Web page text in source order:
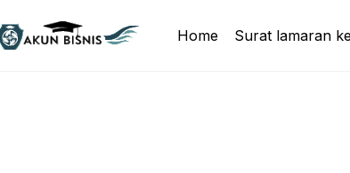
Home Surat lamaran